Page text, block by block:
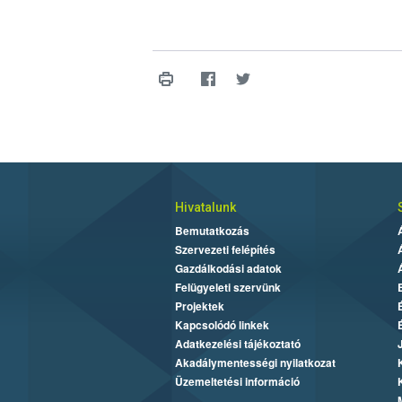
Hivatalunk
Bemutatkozás
Szervezeti felépítés
Gazdálkodási adatok
Felügyeleti szervünk
Projektek
Kapcsolódó linkek
Adatkezelési tájékoztató
Akadálymentességi nyilatkozat
Üzemeltetési információ